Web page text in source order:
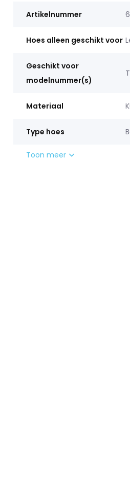
Artikelnummer
Hoes alleen geschikt voor
Geschikt voor
modelnummer(s)
Materiaal
Type hoes
Toon meer